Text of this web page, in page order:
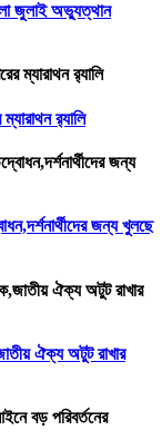
জুলাই অভ্যুত্থান
র‌্যালি
জন্য খুলছে
ঐক্য অটুট রাখার